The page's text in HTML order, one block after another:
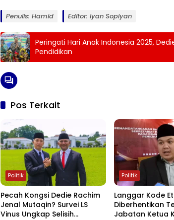
Penulis: Hamid Editor: Iyan Sopiyan
Peringati Hari Anak Indonesia 2025,
Pendidikan
Pos Terkait
Politik
Pecah Kongsi Dedie Rachim
Jenal Mutaqin? Survei LS
Vinus Ungkap Selisih
Politik
Langgar Kode
Diberhentikan
Jabatan Ketua